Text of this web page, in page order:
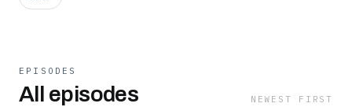
EPISODES
All episodes NEWEST FIRST